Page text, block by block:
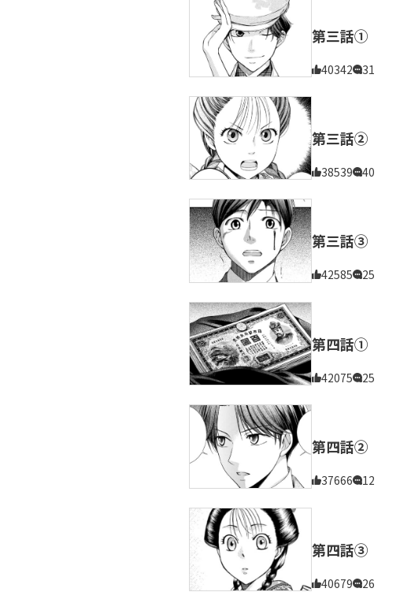
第三話①
40342 31
第三話②
38539 40
第三話③
42585 25
第四話①
42075 25
第四話②
37666 12
第四話③
40679 26